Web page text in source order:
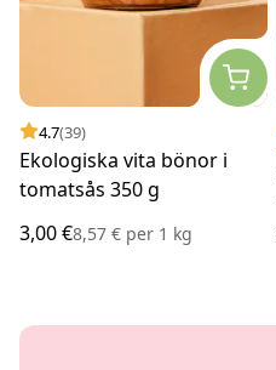
4.7(39)
Ekologiska vita bönor i
tomatsås 350 g
3,00 €8,57 € per 1 kg